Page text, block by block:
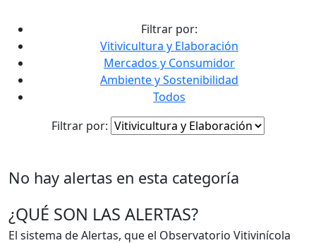
Filtrar por:
Vitivicultura y Elaboración
Mercados y Consumidor
Ambiente y Sostenibilidad
Todos
Filtrar por:
No hay alertas en esta categoría
¿QUÉ SON LAS ALERTAS?
El sistema de Alertas, que el Observatorio Vitivinícola